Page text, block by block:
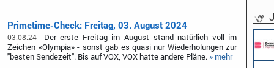
Primetime-Check: Freitag, 03. August 2024
03.08.24
Der erste Freitag im August stand natürlich voll im
Zeichen «Olympia» - sonst gab es quasi nur Wiederholungen zur
"besten Sendezeit". Bis auf VOX, VOX hatte andere Pläne. » mehr